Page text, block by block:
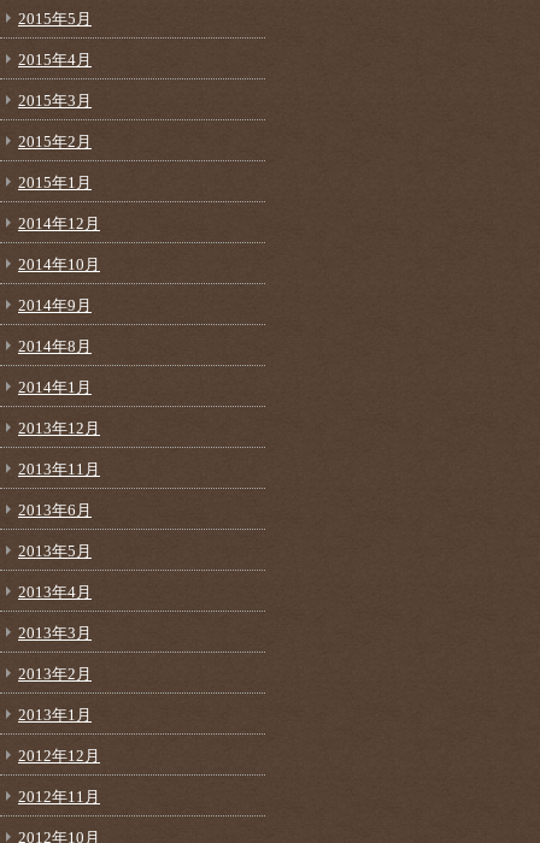
2015年5月
2015年4月
2015年3月
2015年2月
2015年1月
2014年12月
2014年10月
2014年9月
2014年8月
2014年1月
2013年12月
2013年11月
2013年6月
2013年5月
2013年4月
2013年3月
2013年2月
2013年1月
2012年12月
2012年11月
2012年10月